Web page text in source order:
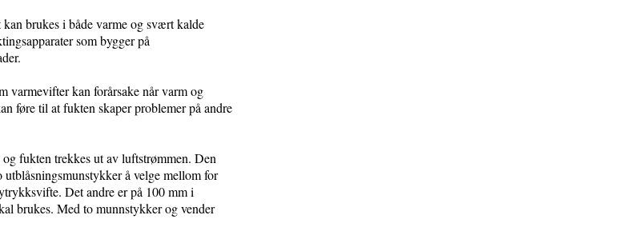
brukes i både varme og svært kalde
som bygger på
varmevifter kan forårsake når varm og
føre til at fukten skaper problemer på andre
fukten trekkes ut av luftstrømmen. Den
å velge mellom for
Det andre er på 100 mm i
brukes. Med to munnstykker og vender